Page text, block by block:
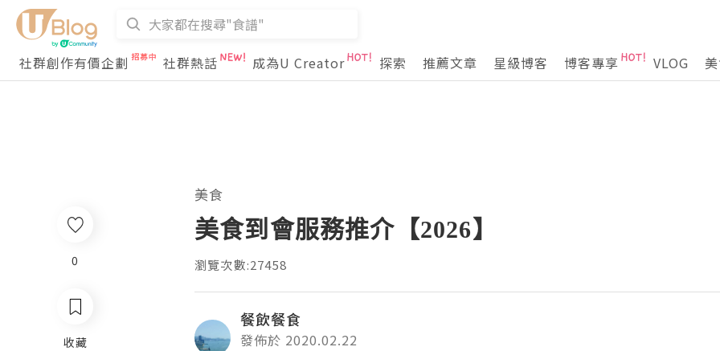
社群創作有價企劃
社群熱話 成為U Creator 探索 推薦文章 星級博客 博客專享 VLOG
0
收藏
美食
美食到會服務推介【2026】
瀏覽次數:27458
餐飲餐食
發佈於 2020.02.22